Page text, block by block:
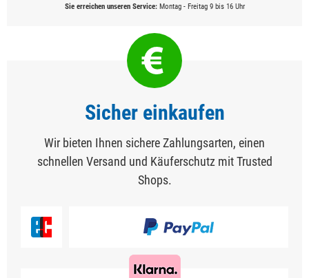
Sie erreichen unseren Service:Montag - Freitag 9 bis 16 Uhr
Sicher einkaufen
Wir bieten Ihnen sichere Zahlungsarten, einen
schnellen Versand und Käuferschutz mit Trusted
Shops.